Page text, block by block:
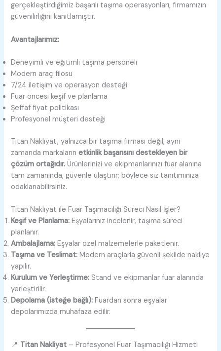
gerçekleştirdiğimiz başarılı taşıma operasyonları, firmamızın
güvenilirliğini kanıtlamıştır.
Avantajlarımız:
Deneyimli ve eğitimli taşıma personeli
Modern araç filosu
7/24 iletişim ve operasyon desteği
Fuar öncesi keşif ve planlama
Şeffaf fiyat politikası
Profesyonel müşteri desteği
Titan Nakliyat, yalnızca bir taşıma firması değil, aynı
zamanda markalarınetkinlik başarısını destekleyen bir
çözüm ortağıdır. Ürünlerinizi ve ekipmanlarınızı fuar alanına
tam zamanında, güvenle ulaştırır; böylece siz tanıtımınıza
odaklanabilirsiniz.
Titan Nakliyat ile Fuar Taşımacılığı Süreci Nasıl İşler?
Keşif ve Planlama: Eşyalarınız incelenir, taşıma süreci
planlanır.
Ambalajlama: Eşyalar özel malzemelerle paketlenir.
Taşıma ve Teslimat: Modern araçlarla güvenli şekilde nakliye
yapılır.
Kurulum ve Yerleştirme: Stand ve ekipmanlar fuar alanında
yerleştirilir.
Depolama (isteğe bağlı): Fuardan sonra eşyalar
depolarımızda muhafaza edilir.
📍 Titan Nakliyat – Profesyonel Fuar Taşımacılığı Hizmeti